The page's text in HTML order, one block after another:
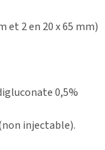
et 2 en 20 x 65 mm)
0,5%
injectable).